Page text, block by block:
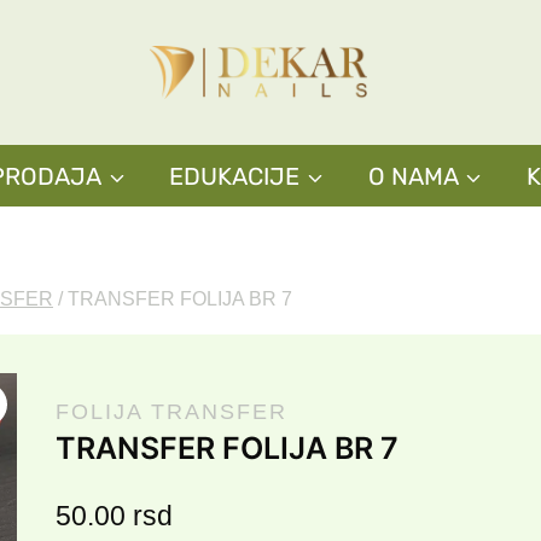
EDUKACIJE O NAMA
/ TRANSFER FOLIJA BR 7
FOLIJA TRANSFER
TRANSFER FOLIJA BR 7
50.00 rsd